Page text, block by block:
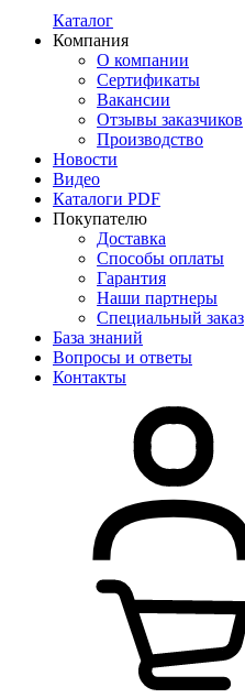
Каталог
Компания
О компании
Сертификаты
Вакансии
Отзывы заказчиков
Производство
Новости
Видео
Каталоги PDF
Покупателю
Доставка
Способы оплаты
Гарантия
Наши партнеры
Специальный заказ
База знаний
Вопросы и ответы
Контакты